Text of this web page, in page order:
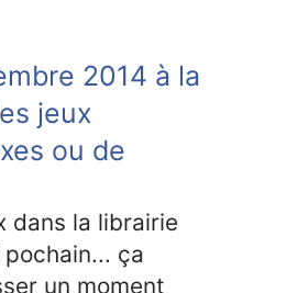
2014 à la
jeux
ou de
dans la librairie
ça
un moment